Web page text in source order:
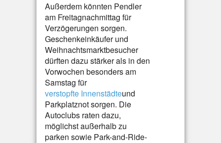
Außerdem könnten Pendler
am Freitagnachmittag für
Verzögerungen sorgen.
Geschenkeinkäufer und
Weihnachtsmarktbesucher
dürften dazu stärker als in den
Vorwochen besonders am
Samstag für
verstopfte Innenstädteund
Parkplatznot sorgen. Die
Autoclubs raten dazu,
möglichst außerhalb zu
parken sowie Park-and-Ride-